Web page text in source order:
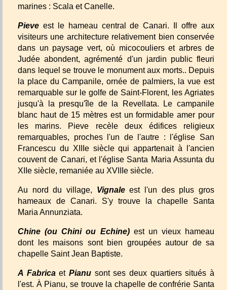
marines : Scala et Canelle.
Pieve est le hameau central de Canari. Il offre aux
visiteurs une architecture relativement bien conservée
dans un paysage vert, où micocouliers et arbres de
Judée abondent, agrémenté d'un jardin public fleuri
dans lequel se trouve le monument aux morts.. Depuis
la place du Campanile, ornée de palmiers, la vue est
remarquable sur le golfe de Saint-Florent, les Agriates
jusqu'à la presqu'île de la Revellata. Le campanile
blanc haut de 15 mètres est un formidable amer pour
les marins. Pieve recèle deux édifices religieux
remarquables, proches l'un de l'autre : l'église San
Francescu du XIIIe siècle qui appartenait à l'ancien
couvent de Canari, et l'église Santa Maria Assunta du
XIIe siècle, remaniée au XVIIIe siècle.
Au nord du village, Vignaleest l'un des plus gros
hameaux de Canari. S'y trouve la chapelle Santa
Maria Annunziata.
Chine (ou Chini ou Echine) est un vieux hameau
dont les maisons sont bien groupées autour de sa
chapelle Saint Jean Baptiste.
A FabricaetPianu sont ses deux quartiers situés à
l'est. À Pianu, se trouve la chapelle de confrérie Santa